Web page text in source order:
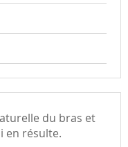
du bras et
en résulte.